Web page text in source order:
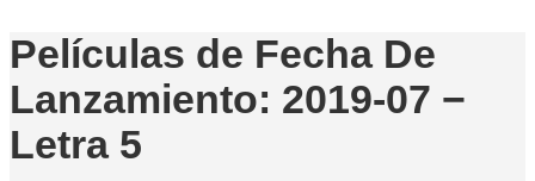
Películas de Fecha De
Lanzamiento: 2019-07 −
Letra 5